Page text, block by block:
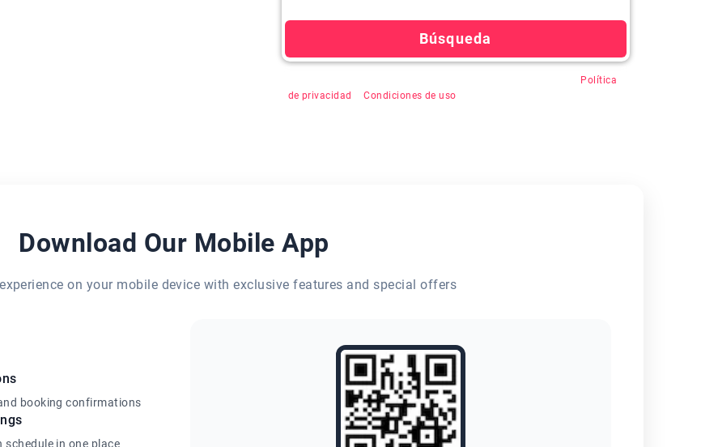
Búsqueda
Política
de privacidad
&Condiciones de uso
Download Our Mobile App
on your mobile device with exclusive features and special offers
booking confirmations
in one place